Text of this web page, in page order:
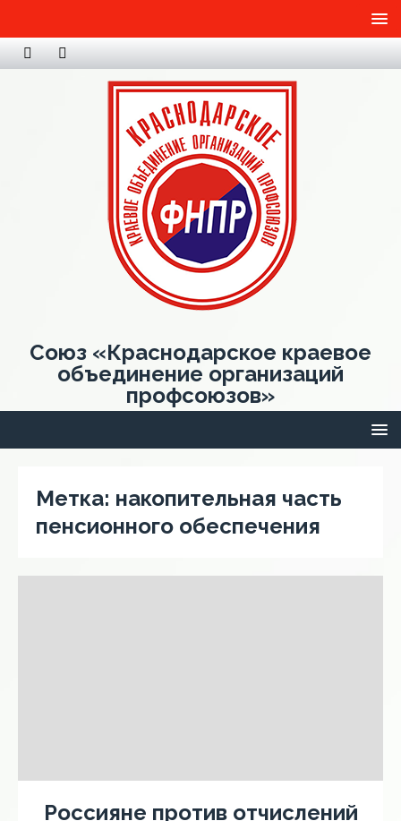
Союз «Краснодарское краевое
объединение организаций
профсоюзов»
Метка: накопительная часть
пенсионного обеспечения
Россияне против отчислений